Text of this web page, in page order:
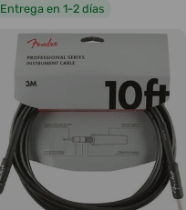
Entrega en 1-2 días